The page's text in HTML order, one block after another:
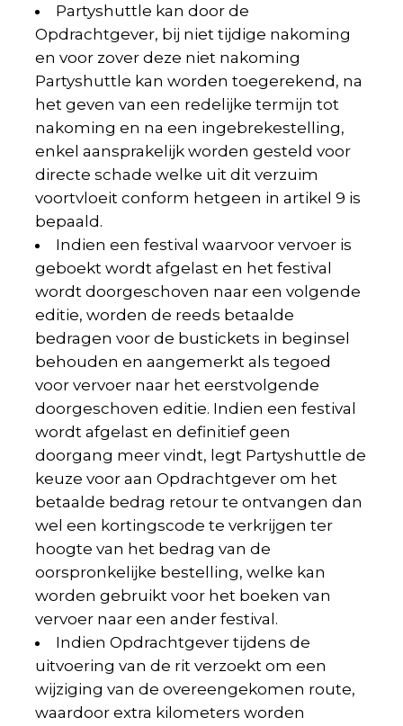
Partyshuttle kan door de
Opdrachtgever, bij niet tijdige nakoming
en voor zover deze niet nakoming
Partyshuttle kan worden toegerekend, na
het geven van een redelijke termijn tot
nakoming en na een ingebrekestelling,
enkel aansprakelijk worden gesteld voor
directe schade welke uit dit verzuim
voortvloeit conform hetgeen in artikel 9 is
bepaald.
Indien een festival waarvoor vervoer is
geboekt wordt afgelast en het festival
wordt doorgeschoven naar een volgende
editie, worden de reeds betaalde
bedragen voor de bustickets in beginsel
behouden en aangemerkt als tegoed
voor vervoer naar het eerstvolgende
doorgeschoven editie. Indien een festival
wordt afgelast en definitief geen
doorgang meer vindt, legt Partyshuttle de
keuze voor aan Opdrachtgever om het
betaalde bedrag retour te ontvangen dan
wel een kortingscode te verkrijgen ter
hoogte van het bedrag van de
oorspronkelijke bestelling, welke kan
worden gebruikt voor het boeken van
vervoer naar een ander festival.
Indien Opdrachtgever tijdens de
uitvoering van de rit verzoekt om een
wijziging van de overeengekomen route,
waardoor extra kilometers worden